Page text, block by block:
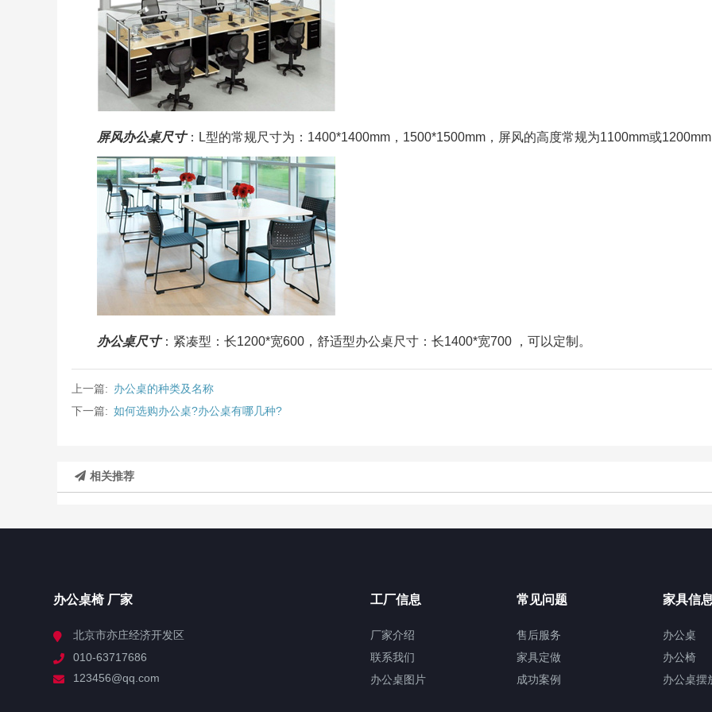
屏风办公桌尺寸：L型的常规尺寸为：1400*1400mm，1500*1500mm，屏风的高度常规为1100mm或
办公桌尺寸：紧凑型：长1200*宽600，舒适型办公桌尺寸：长1400*宽700 ，可以定制。
上一篇: 办公桌的种类及名称
下一篇: 如何选购办公桌?办公桌有哪几种?
相关推荐
办公桌椅 厂家
北京市亦庄经济开发区
010-63717686
123456@qq.com
工厂信息
厂家介绍
联系我们
办公桌图片
常见问题
售后服务
家具定做
成功案例
家具信
办公桌
办公椅
办公桌摆